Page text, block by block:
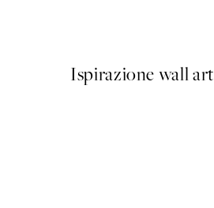
Ispirazione wall art